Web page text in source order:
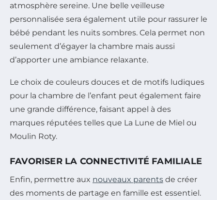
atmosphère sereine. Une belle veilleuse
personnalisée sera également utile pour rassurer le
bébé pendant les nuits sombres. Cela permet non
seulement d’égayer la chambre mais aussi
d’apporter une ambiance relaxante.
Le choix de couleurs douces et de motifs ludiques
pour la chambre de l’enfant peut également faire
une grande différence, faisant appel à des
marques réputées telles que La Lune de Miel ou
Moulin Roty.
FAVORISER LA CONNECTIVITÉ FAMILIALE
Enfin, permettre aux nouveaux parents de créer
des moments de partage en famille est essentiel.